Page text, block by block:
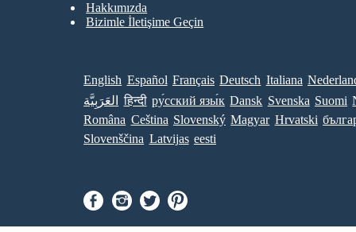
Hakkımızda
Bizimle İletişime Geçin
English Español Français Deutsch Italiana
العَرَبِيَّة
हिन्दी ру́сский язы́к Dansk Svenska Suomi
Româna Ceština Slovenský Magyar Hrvatski
Slovenščina Latvijas eesti